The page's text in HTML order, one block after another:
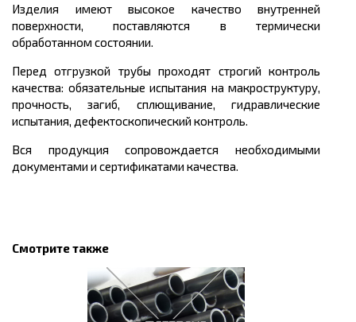
Изделия имеют высокое качество внутренней
поверхности, поставляются в термически
обработанном состоянии.
Перед отгрузкой трубы проходят строгий контроль
качества: обязательные испытания на макроструктуру,
прочность, загиб, сплющивание, гидравлические
испытания, дефектоскопический контроль.
Вся продукция сопровождается необходимыми
документами и сертификатами качества.
Смотрите также